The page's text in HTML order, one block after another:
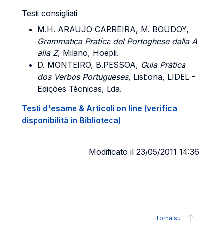
Testi consigliati
M.H. ARAÜJO CARREIRA, M. BOUDOY,
Grammatica Pratica del Portoghese dalla A
alla Z, Milano, Hoepli.
D. MONTEIRO, B.PESSOA, Guia Pràtica
dos Verbos Portugueses, Lisbona, LIDEL -
Edições Técnicas, Lda.
Testi d'esame & Articoli on line (verifica
disponibilità in Biblioteca)
Modificato il 23/05/2011 14:36
Torna su